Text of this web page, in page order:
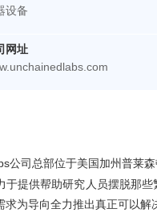
设备
网址
公司总部位于美国加州普莱
于提供帮助研究人员摆脱那
求为导向全力推出真正可以解